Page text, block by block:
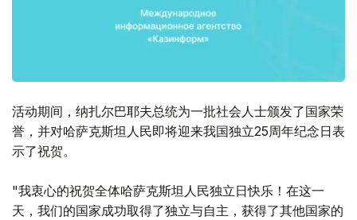
活动期间，纳扎尔巴耶夫总统为一批社会人士颁发了国家荣
誉，并对哈萨克斯坦人民即将迎来我国独立25周年纪念日表
示了祝贺。
"我衷心的祝贺全体哈萨克斯坦人民独立日快乐！在这一
天，我们的国家成功取得了独立与自主，获得了其他国家的